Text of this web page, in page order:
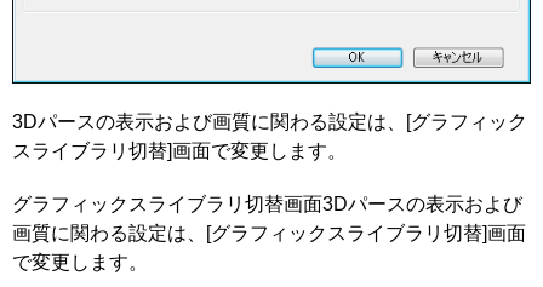
3Dパースの表示および画質に関わる設定は、[グラフィック
スライブラリ切替]画面で変更します。
グラフィックスライブラリ切替画面3Dパースの表示および
画質に関わる設定は、[グラフィックスライブラリ切替]画面
で変更します。